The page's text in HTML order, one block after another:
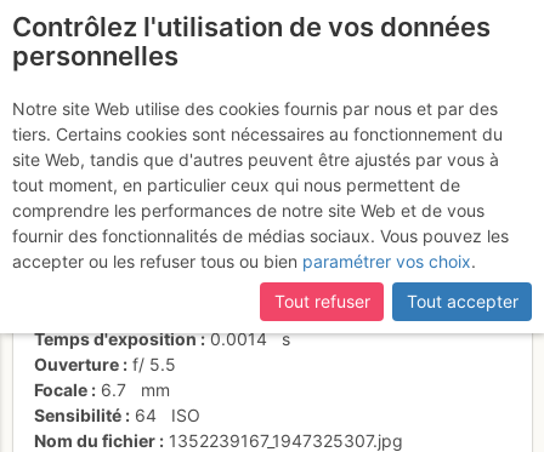
certaines pages ne sont plus accessibles, manquantes ou
incomplètes, déconnectez-vous puis reconnectez-vous à votre
compte sur le site.
L7, la der
Activités
Date/heure
1 nov. 2012 16:35
Contributeur
Souri7
individuel (CC by-nc-nd)
NIKON COOLPIX L19
Temps d'exposition
0.0014 s
Ouverture
f/ 5.5
Focale
6.7
mm
Sensibilité
64
ISO
Nom du fichier
1352239167_1947325307.jpg
Contrôlez l'utilisation de vos données
personnelles
Notre site Web utilise des cookies fournis par nous et par des
tiers. Certains cookies sont nécessaires au fonctionnement du
site Web, tandis que d'autres peuvent être ajustés par vous à
tout moment, en particulier ceux qui nous permettent de
comprendre les performances de notre site Web et de vous
fournir des fonctionnalités de médias sociaux. Vous pouvez les
accepter ou les refuser tous ou bien paramétrer vos choix.
Tout refuser
Tout accepter